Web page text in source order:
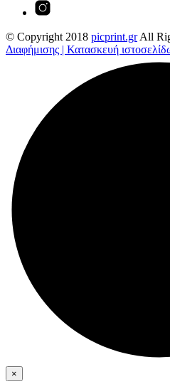
© Copyright 2018 picprint.grAll
Διαφήμισης | Κατασκευή
×